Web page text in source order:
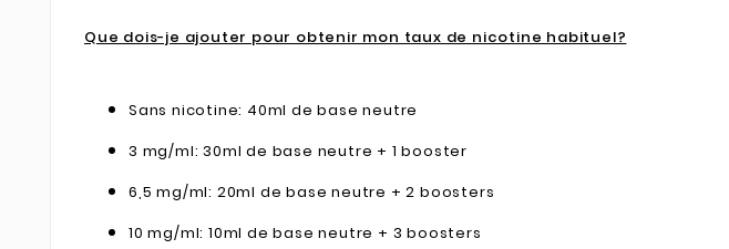
Que dois-je ajouter pour obtenir mon taux de nicotine habituel?
Sans nicotine: 40ml de base neutre
3 mg/ml: 30ml de base neutre + 1 booster
6,5 mg/ml: 20ml de base neutre + 2 boosters
10 mg/ml: 10ml de base neutre + 3 boosters